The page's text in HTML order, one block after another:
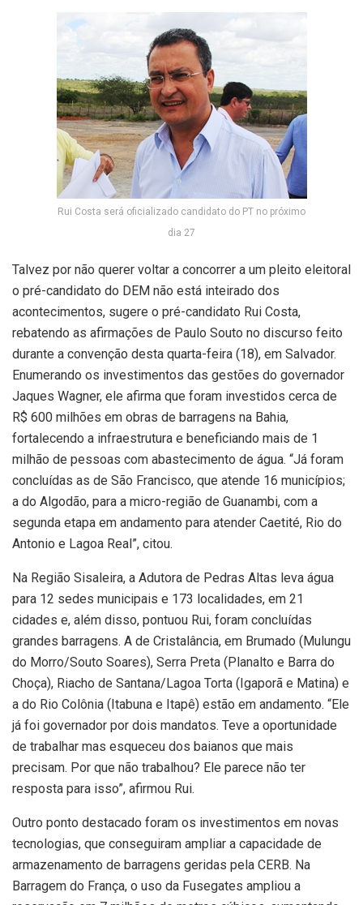
Rui Costa será oficializado candidato do PT no próximo
dia 27
Talvez por não querer voltar a concorrer a um pleito eleitoral
o pré-candidato do DEM não está inteirado dos
acontecimentos, sugere o pré-candidato Rui Costa,
rebatendo as afirmações de Paulo Souto no discurso feito
durante a convenção desta quarta-feira (18), em Salvador.
Enumerando os investimentos das gestões do governador
Jaques Wagner, ele afirma que foram investidos cerca de
R$ 600 milhões em obras de barragens na Bahia,
fortalecendo a infraestrutura e beneficiando mais de 1
milhão de pessoas com abastecimento de água. “Já foram
concluídas as de São Francisco, que atende 16 municípios;
a do Algodão, para a micro-região de Guanambi, com a
segunda etapa em andamento para atender Caetité, Rio do
Antonio e Lagoa Real”, citou.
Na Região Sisaleira, a Adutora de Pedras Altas leva água
para 12 sedes municipais e 173 localidades, em 21
cidades e, além disso, pontuou Rui, foram concluídas
grandes barragens. A de Cristalância, em Brumado (Mulungu
do Morro/Souto Soares), Serra Preta (Planalto e Barra do
Choça), Riacho de Santana/Lagoa Torta (Igaporã e Matina) e
a do Rio Colônia (Itabuna e Itapê) estão em andamento. “Ele
já foi governador por dois mandatos. Teve a oportunidade
de trabalhar mas esqueceu dos baianos que mais
precisam. Por que não trabalhou? Ele parece não ter
resposta para isso”, afirmou Rui.
Outro ponto destacado foram os investimentos em novas
tecnologias, que conseguiram ampliar a capacidade de
armazenamento de barragens geridas pela CERB. Na
Barragem do França, o uso da Fusegates ampliou a